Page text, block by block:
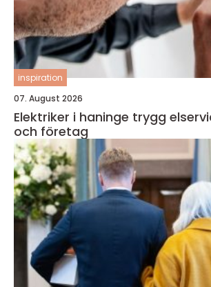
inspiration
07. August 2026
Elektriker i haninge trygg elservice för hem
och företag